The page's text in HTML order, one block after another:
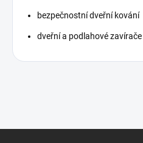
bezpečnostní dveřní kování
dveřní a podlahové zavírače